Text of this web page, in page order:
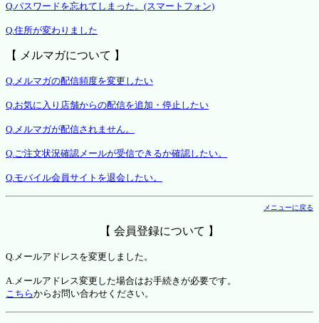
Q.パスワードを忘れてしまった。(スマートフォン)
Q.住所が変わりました
【 メルマガについて 】
Q.メルマガの配信頻度を変更したい
Q.お気に入り店舗からの配信を追加・停止したい
Q.メルマガが配信されません。
Q.ご注文状況確認メールが受信できるか確認したい。
Q.モバイル会員サイトを退会したい。
メニューに戻る
【 会員登録について 】
Q.メールアドレスを変更しました。
A.メールアドレス変更した場合はお手続きが必要です。
こちらからお問い合わせください。